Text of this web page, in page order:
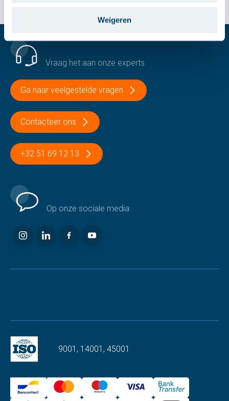
Weigeren
Een vraag of een probleem?
Vraag het aan onze experts
Ga naar veelgestelde vragen
Contacteer ons
+32 51 69 12 13
Op onze sociale media
9001, 14001, 45001